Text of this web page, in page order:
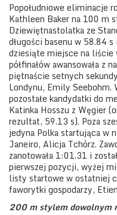
Popołudniowe eliminacje
Kathleen Baker na 100 m
Dziewiętnastolatka ze
długości basenu w 58.84
dziesiąte miejsce na liście
półfinałów awansowała z
piętnaście setnych
Londynu, Emily Seebohm.
pozostałe kandydatki do
Katinka Hosszu z Węgier
rezultat, 59.13 s). Poza
jedyna Polka startująca w
Janeiro, Alicja Tchórz.
zanotowała 1:01.31 i
pierwszej pozycji, wyżej
listy startowe w ostatniej
faworytki gospodarzy,
200 m stylem dowolnym